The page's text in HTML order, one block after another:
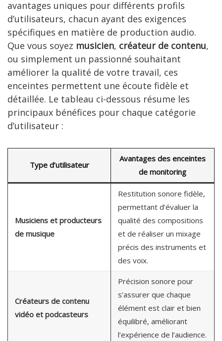
avantages uniques pour différents profils
d’utilisateurs, chacun ayant des exigences
spécifiques en matière de production audio.
Que vous soyez musicien, créateur de contenu,
ou simplement un passionné souhaitant
améliorer la qualité de votre travail, ces
enceintes permettent une écoute fidèle et
détaillée. Le tableau ci-dessous résume les
principaux bénéfices pour chaque catégorie
d’utilisateur :
Type d’utilisateur
Avantages des enceintes
de monitoring
Musiciens et producteurs
de musique
Restitution sonore fidèle,
permettant d’évaluer la
qualité des compositions
et de réaliser un mixage
précis des instruments et
des voix.
Créateurs de contenu
vidéo et podcasteurs
Précision sonore pour
s’assurer que chaque
élément est clair et bien
équilibré, améliorant
l’expérience de l’audience.